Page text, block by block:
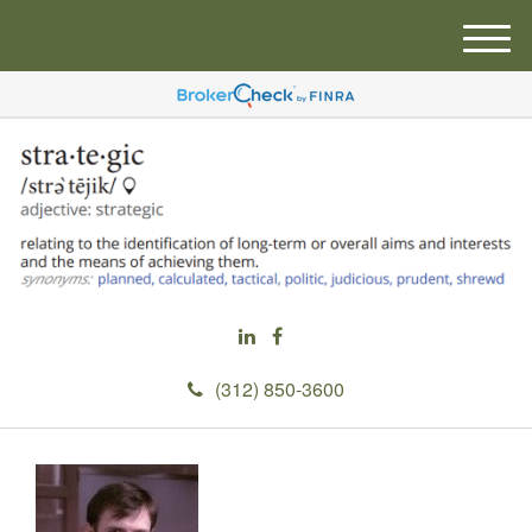
(312) 850-3600
M
e
u